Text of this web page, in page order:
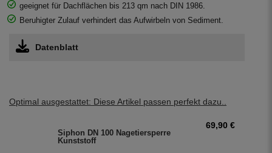
geeignet für Dachflächen bis 213 qm nach DIN 1986.
Beruhigter Zulauf verhindert das Aufwirbeln von Sediment.
Datenblatt
Optimal ausgestattet: Diese Artikel passen perfekt dazu..
Siphon DN 100 Nagetiersperre
Kunststoff
69,90 €